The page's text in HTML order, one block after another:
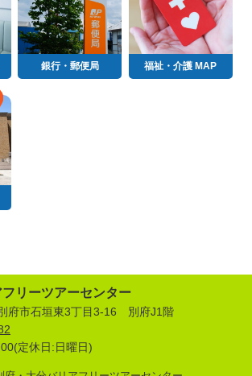
銀行・郵便局 福祉・介護 MAP
リーツアーセンター
府市石垣東3丁目3-16 別府J1階
定休日:日曜日)